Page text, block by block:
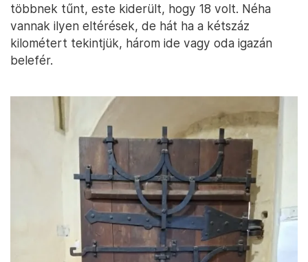
többnek tűnt, este kiderült, hogy 18 volt. Néha
vannak ilyen eltérések, de hát ha a kétszáz
kilométert tekintjük, három ide vagy oda igazán
belefér.